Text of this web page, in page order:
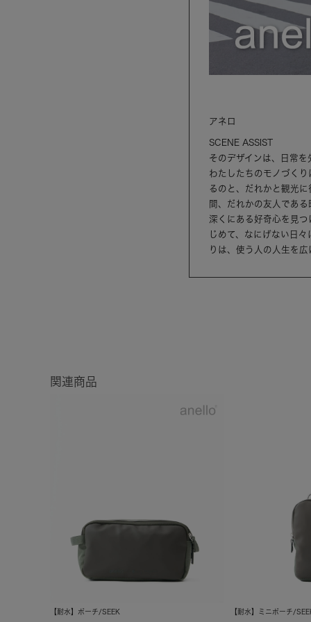
アネロ
SCENE ASSIST
そのデザインは、日常を
わたしたちのモノづく
るのと、だれかと観光
間、だれかの友人であ
深くにある好奇心を見
じめて、なにげない日
りは、使う人の人生を
関連商品
【耐水】ポーチ/SEEK 【耐水】ミニポーチ/